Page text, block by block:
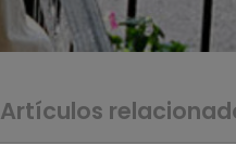
Artículos